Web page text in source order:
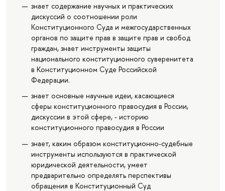
знает содержание научных и практических
дискуссий о соотношении роли
Конституционного Суда и межгосударственных
органов по защите прав в защите прав и свобод
граждан, знает инструменты защиты
национального конституционного суверенитета
в Конституционном Суде Российской
Федерации.
знает основные научные идеи, касающиеся
сферы конституционного правосудия в России,
дискуссии в этой сфере, - историю
конституционного правосудия в России
знает, каким образом конституционно-судебные
инструменты используются в практической
юридической деятельности, умеет
предварительно определять перспективы
обращения в Конституционный Суд